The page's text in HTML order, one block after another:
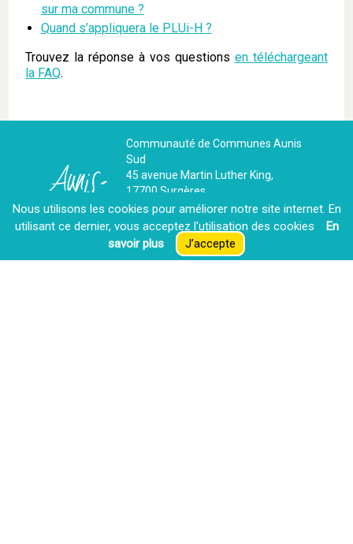
sur ma commune ?
Quand s’appliquera le PLUi-H ?
Trouvez la réponse à vos questions en téléchargeant
la FAQ.
Communauté de Communes Aunis
Sud
45 avenue Martin Luther King,
17700 Surgères
Tél : +33 (0)5 46 07 22 33
Courriel : contact@aunis-sud.fr
Contactez-nous
Nous utilisons les cookies pour améliorer notre site internet. En
utilisant ce dernier, vous acceptez l′utilisation des cookies
En
savoir plus
J’accepte